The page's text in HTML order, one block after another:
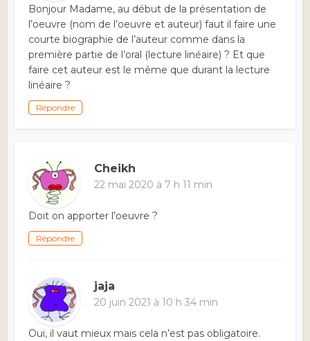
Bonjour Madame, au début de la présentation de
l’oeuvre (nom de l’oeuvre et auteur) faut il faire une
courte biographie de l’auteur comme dans la
première partie de l’oral (lecture linéaire) ? Et que
faire cet auteur est le même que durant la lecture
linéaire ?
Répondre
Cheikh
22 mai 2020 à 7 h 11 min
Doit on apporter l’oeuvre ?
Répondre
jaja
20 juin 2021 à 10 h 34 min
Oui, il vaut mieux mais cela n’est pas obligatoire.